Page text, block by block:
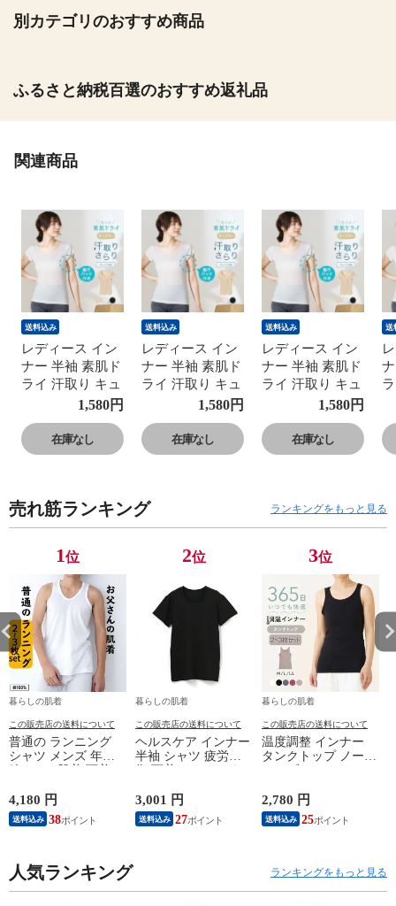
別カテゴリのおすすめ商品
ふるさと納税百選のおすすめ返礼品
関連商品
送料込み
レディース イン
ナー 半袖 素肌ド
ライ 汗取り キュ
プラ入り フレン
得!! 脇汗 汗取り
パッド付き 春夏
パット付き 吸汗
速乾 24SS
1,580円
在庫なし
送料込み
レディース イン
ナー 半袖 素肌ド
ライ 汗取り キュ
プラ入り フレン
得!! 脇汗 汗取り
パッド付き 春夏
パット付き 吸汗
速乾 24SS
1,580円
在庫なし
送料込み
レディース イン
ナー 半袖 素肌ド
ライ 汗取り キュ
プラ入り フレン
得!! 脇汗 汗取り
パッド付き 春夏
パット付き 吸汗
速乾 24SS
1,580円
在庫なし
送
売れ筋ランキング ランキングをもっと見る
1位
暮らしの肌着
この販売店の送料について
普通の ランニング
シャツ メンズ 年間
綿100 % 肌着 下着 U
ンクトップ ノースリ
ーブ インナー 紳士
男性 シニア 抗菌 防
4,180 円
送料込み 38
2位
暮らしの肌着
この販売店の送料について
ヘルスケア インナー
半袖 シャツ 疲労回
復 下着 インナーウ
外線 疲労軽減 ボデ
ィケア 健康 プレゼ
ント ギフト ヘルス
3,001 円
送料込み 27
3位
暮らしの肌着
この販売店の送料について
温度調整 インナー
タンクトップ ノース
リーブ レディース
オフホワイト/ブラウ
ン/ブラック/チャコ
ールグレー/ピンク
2,780 円
送料込み 25
人気ランキング ランキングをもっと見る